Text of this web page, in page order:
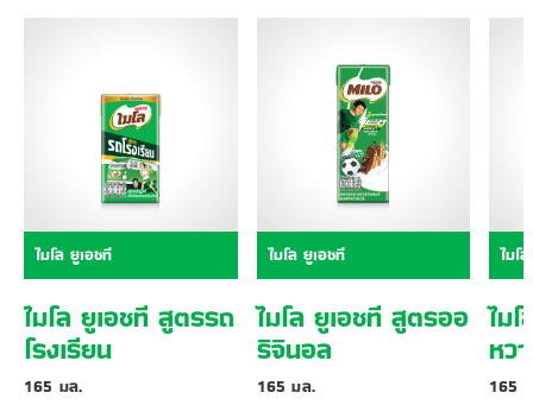
ไมโล ยูเอชที
ไมโล ยูเอชที สูตรรถ
โรงเรียน
165 มล.
ไมโล ยูเอชที
ไมโล ยูเอชที สูตรออ
ริจินอล​
165 มล.
ไมโ
ไม
หว
165